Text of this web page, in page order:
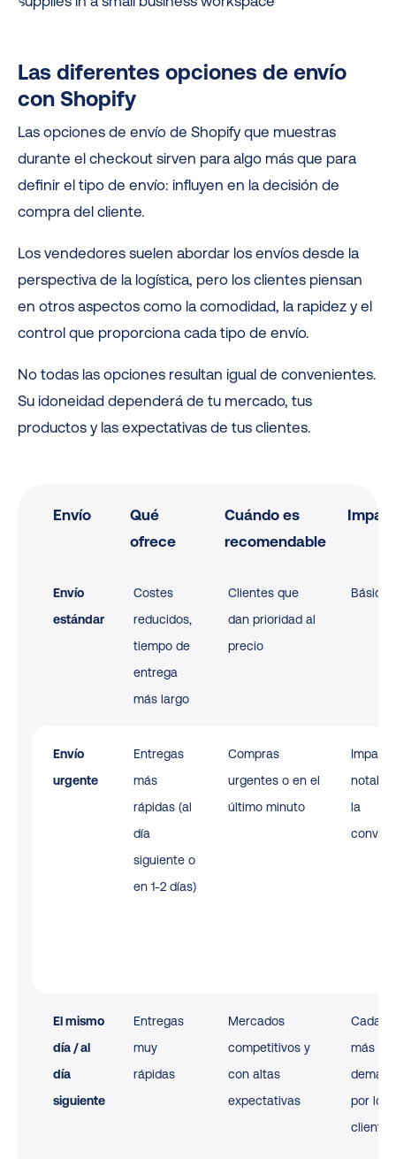
Las diferentes opciones de envío
con Shopify
Las opciones de envío de Shopify que muestras
durante el checkout sirven para algo más que para
definir el tipo de envío: influyen en la decisión de
compra del cliente.
Los vendedores suelen abordar los envíos desde la
perspectiva de la logística, pero los clientes piensan
en otros aspectos como la comodidad, la rapidez y el
control que proporciona cada tipo de envío.
No todas las opciones resultan igual de convenientes.
Su idoneidad dependerá de tu mercado, tus
productos y las expectativas de tus clientes.
Envío
Qué
ofrece
Cuándo es
recomendable
Envío
estándar
Costes
reducidos,
tiempo de
entrega
más largo
Clientes que
dan prioridad al
precio
Básico
Envío
urgente
Entregas
más
rápidas (al
día
siguiente o
en 1-2 días)
Compras
urgentes o en el
último minuto
Impacto
notable
la
El mismo
día / al
día
siguiente
Entregas
muy
rápidas
Mercados
competitivos y
con altas
expectativas
Cada
más
por los
clientes